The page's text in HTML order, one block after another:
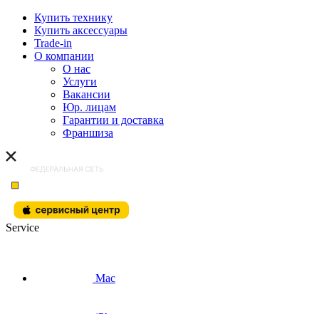
Купить технику
Купить аксессуары
Trade-in
О компании
О нас
Услуги
Вакансии
Юр. лицам
Гарантии и доставка
Франшиза
Service
Mac